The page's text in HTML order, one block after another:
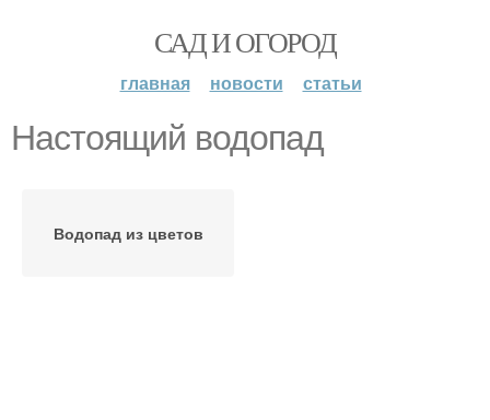
САД И ОГОРОД
главная новости статьи
Настоящий водопад
Водопад из цветов